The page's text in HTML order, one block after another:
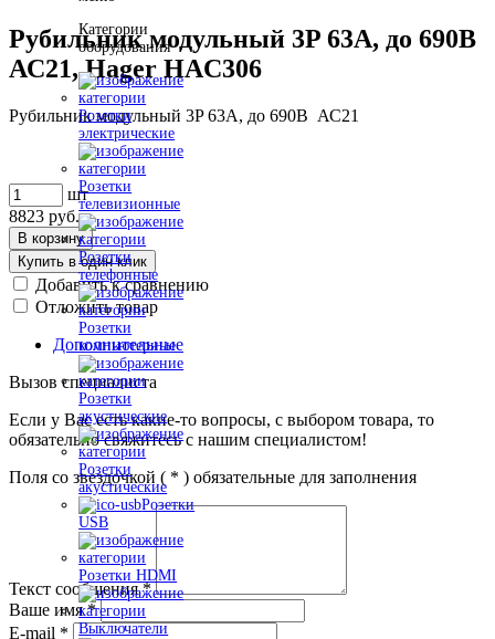
Категории
оборудования
Розетки
электрические
Розетки
телевизионные
Розетки
телефонные
Розетки
компьютерные
Розетки
акустические
Розетки
акустические
Розетки
USB
Розетки HDMI
Выключатели
Рубильник модульный 3P 63A, до 690В
АС21, Hager HAC306
Рубильник модульный 3P 63A, до 690В АС21
шт
8823 руб.
В корзину
Купить в один клик
Добавить к сравнению
Отложить товар
Дополнительные
Вызов специалиста
Если у Вас есть какие-то вопросы, с выбором товара, то
обязательно свяжитесь с нашим специалистом!
Поля со звездочкой ( * ) обязательные для заполнения
Текст сообщения*
Ваше имя*
E-mail *